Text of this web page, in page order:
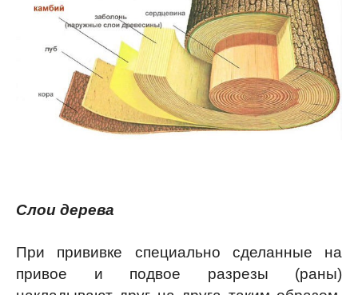
Слои дерева
При прививке специально сделанные на
привое и подвое разрезы (раны)